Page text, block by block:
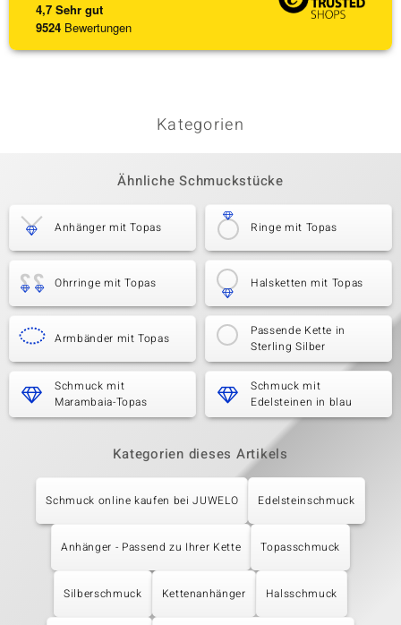
4,7 Sehr gut
9524 Bewertungen
Kategorien
Ähnliche Schmuckstücke
Anhänger mit Topas Ringe mit Topas
Ohrringe mit Topas Halsketten mit Topas
Armbänder mit Topas
Passende Kette in
Sterling Silber
Schmuck mit
Marambaia-Topas
Schmuck mit
Edelsteinen in blau
Kategorien dieses Artikels
Schmuck online kaufen bei JUWELO Edelsteinschmuck
Anhänger - Passend zu Ihrer Kette Topasschmuck
Silberschmuck Kettenanhänger Halsschmuck